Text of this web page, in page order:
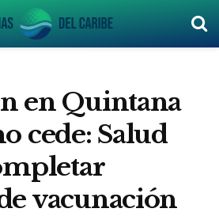
en Quintana
cede: Salud
vacunación